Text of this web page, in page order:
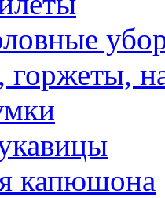
горжеты,
капюшона